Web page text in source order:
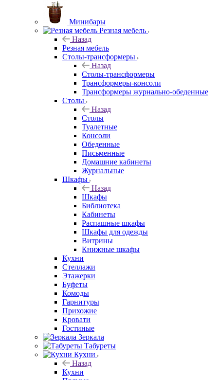
Минибары
Резная мебель
Назад
Резная мебель
Столы-трансформеры
Назад
Столы-трансформеры
Трансформеры-консоли
Трансформеры журнально-обеденные
Столы
Назад
Столы
Туалетные
Консоли
Обеденные
Письменные
Домашние кабинеты
Журнальные
Шкафы
Назад
Шкафы
Библиотека
Кабинеты
Распашные шкафы
Шкафы для одежды
Витрины
Книжные шкафы
Кухни
Стеллажи
Этажерки
Буфеты
Комоды
Гарнитуры
Прихожие
Кровати
Гостиные
Зеркала
Табуреты
Кухни
Назад
Кухни